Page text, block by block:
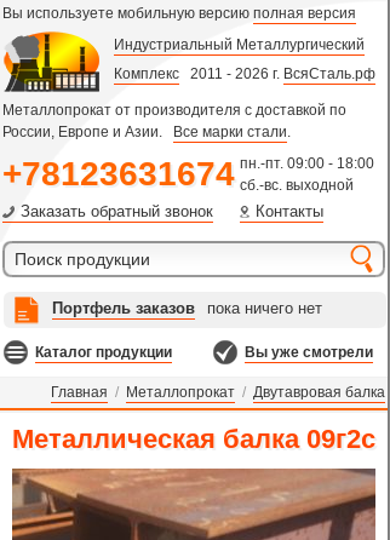
Вы используете мобильную версию полная версия
Индустриальный Металлургический
Комплекс 2011 - 2026 г. ВсяСталь.рф
Металлопрокат от производителя с доставкой по
России, Европе и Азии.
Все марки стали.
+78123631674 пн.-пт. 09:00 - 18:00
сб.-вс. выходной
Заказать обратный звонок Контакты
Портфель заказов пока ничего нет
Каталог продукции Вы уже смотрели
Главная / Металлопрокат / Двутавровая балка
Металлическая балка 09г2с